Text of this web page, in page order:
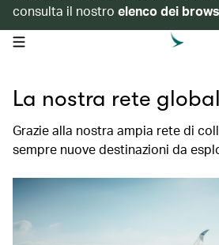
consulta il nostro elenco dei
open navigation menu
La nostra rete
Grazie alla nostra ampia rete di
sempre nuove destinazioni da